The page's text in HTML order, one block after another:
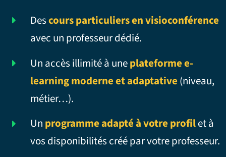
Descours particuliers en visioconférence
avec un professeur dédié.
Un accès illimité à uneplateforme e-
learning moderne et adaptative (niveau,
métier…).
Un programme adapté à votre profilet à
vos disponibilités créé par votre professeur.